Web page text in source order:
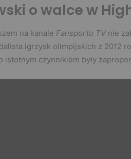
o walce w
na kanale Fansportu TVnie
igrzysk olimpijskich z 2012
istotnym czynnikiem były